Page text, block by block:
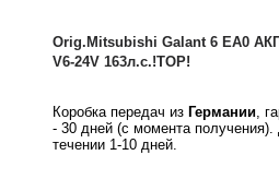
Orig.Mitsubishi Galant 6 EA0
V6-24V 163л.с.!TOP!
Коробка передач из Германии,
- 30 дней (с момента получения).
течении 1-10 дней.